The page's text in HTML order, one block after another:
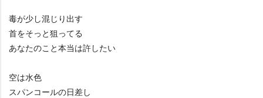
毒が少し混じり出す
首をそっと狙ってる
あなたのこと本当は許したい
空は水色
スパンコールの日差し